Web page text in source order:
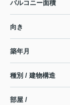
バルコニー面積
向き
築年月
種別 / 建物構造
部屋 /